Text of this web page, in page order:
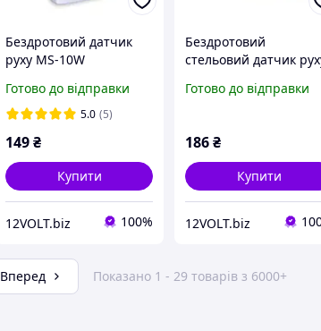
Бездротовий датчик
руху MS-10W
Готово до відправки
5.0 (5)
149₴
Купити
12VOLT.biz 100%
Бездротовий
стельовий датчик
Готово до відправки
186₴
Купити
12VOLT.biz
Вперед Показано 1 - 29 товарів з 6000+